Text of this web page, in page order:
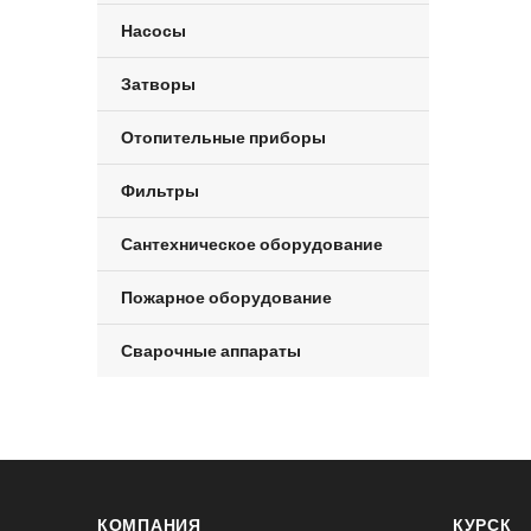
Насосы
Затворы
Отопительные приборы
Фильтры
Сантехническое оборудование
Пожарное оборудование
Сварочные аппараты
КОМПАНИЯ КУРСК